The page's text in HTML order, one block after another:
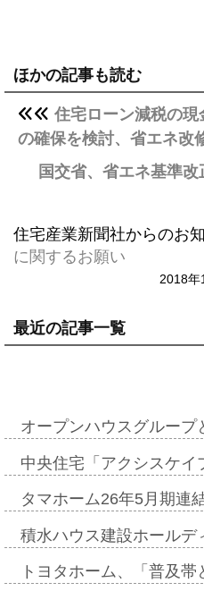
ほかの記事も読む
住宅ローン減税の
の確保を検討、省エネ改
国交省、省エネ基準
住宅産業新聞社からのお知
に関するお願い
2018年
最近の記事一覧
オープンハウスグルー
中央住宅「アクシスケ
タマホーム26年5月期連
積水ハウス建設ホール
トヨタホーム、「普及